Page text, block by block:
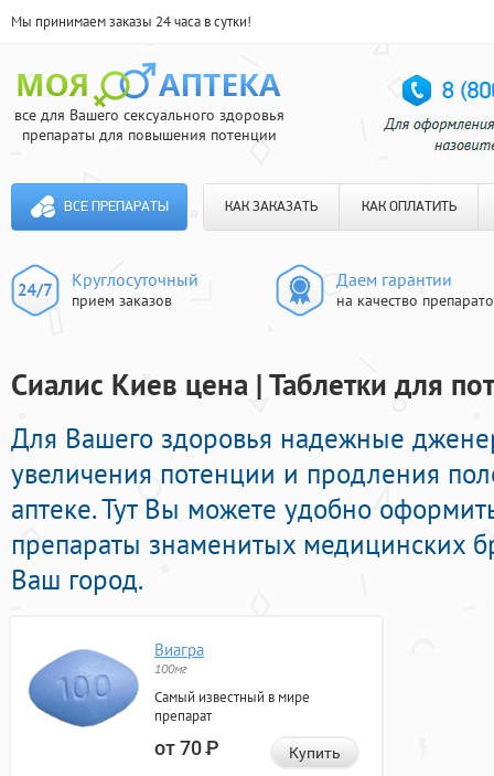
Мы принимаем заказы 24 часа в сутки!
все для Вашего сексуального здоровья
препараты для повышения потенции
ВСЕ ПРЕПАРАТЫ КАК ЗАКАЗАТЬ КАК ОПЛАТИТЬ
Круглосуточный
прием заказов
Даем гарантии
на качество
Сиалис Киев цена | Таблетки для
Для Вашего здоровья надежные
увеличения потенции и продления
аптеке. Тут Вы можете удобно
препараты знаменитых медицинских
Ваш город.
Виагра
100мг
Самый известный в мире
препарат
от 70Р Купить